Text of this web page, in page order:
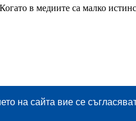
на сайта вие се
в медиите са малко